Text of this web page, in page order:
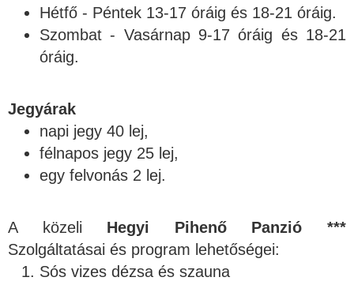
Hétfő - Péntek 13-17 óráig és 18-21 óráig.
Szombat - Vasárnap 9-17 óráig és 18-21
óráig.
Jegyárak
napi jegy 40 lej,
félnapos jegy 25 lej,
egy felvonás 2 lej.
A közeli Hegyi Pihenő Panzió ***
Szolgáltatásai és program lehetőségei:
Sós vizes dézsa és szauna